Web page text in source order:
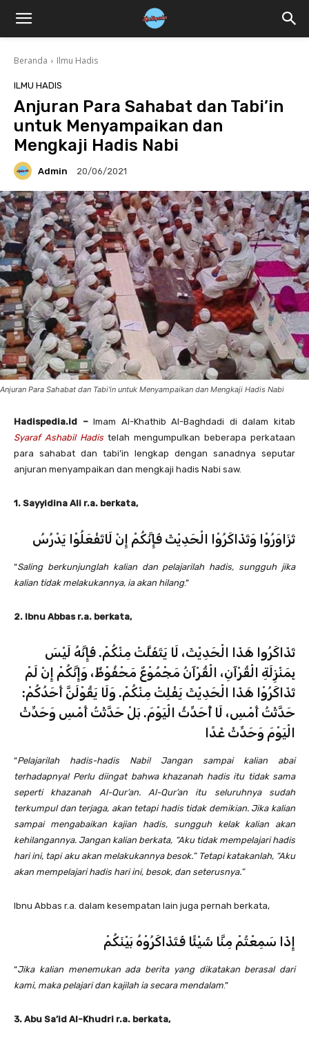
Beranda Ilmu Hadis
ILMU HADIS
Anjuran Para Sahabat dan Tabi’in
untuk Menyampaikan dan
Mengkaji Hadis Nabi
Admin 20/06/2021
Anjuran Para Sahabat dan Tabi'in untuk Menyampaikan dan Mengkaji Hadis Nabi
Hadispedia.id –Imam Al-Khathib Al-Baghdadi di dalam kitab
Syaraf Ashabil Hadis telah mengumpulkan beberapa perkataan
para sahabat dan tabi’in lengkap dengan sanadnya seputar
anjuran menyampaikan dan mengkaji hadis Nabi saw.
1. Sayyidina Ali r.a. berkata,
تَزَاوَرُوْا وَتَذَاكَرُوْا الْحَدِيْثَ فَإِنَّكُمْ إِنْ لَاتَفْعَلُوْا يَدْرُسُ
“Saling berkunjunglah kalian dan pelajarilah hadis, sungguh jika
kalian tidak melakukannya, ia akan hilang.”
2. Ibnu Abbas r.a. berkata,
تَذَاكَرُوا هَذَا الْحَدِيْثَ، لَا يَتَفَلَّتْ مِنْكُمْ. فَإِنَّهُ لَيْسَ
بِمَنْزِلَةِ الْقُرْآنِ، الْقُرْآنُ مَجْمُوْعٌ مَحْفُوْظٌ، وَإِنَّكُمْ إِنْ لَمْ
تَذَاكَرُوْا هَذَا الْحَدِيْثَ يَفْلِتْ مِنْكُمْ. وَلَا يَقُوْلَنَّ أَحَدُكُمْ:
حَدَّثْتُ أَمْسِ، لَا أُحَدِّثُ الْيَوْمَ. بَلْ حَدَّثْتُ أَمْسِ وَحَدِّثْ
الْيَوْمَ وَحَدِّثْ غَدًا
“Pelajarilah hadis-hadis Nabi! Jangan sampai kalian abai
terhadapnya! Perlu diingat bahwa khazanah hadis itu tidak sama
seperti khazanah Al-Qur’an. Al-Qur’an itu seluruhnya sudah
terkumpul dan terjaga, akan tetapi hadis tidak demikian. Jika kalian
sampai mengabaikan kajian hadis, sungguh kelak kalian akan
kehilangannya. Jangan kalian berkata, “Aku tidak mempelajari hadis
hari ini, tapi aku akan melakukannya besok.” Tetapi katakanlah, “Aku
akan mempelajari hadis hari ini, besok, dan seterusnya.”
Ibnu Abbas r.a. dalam kesempatan lain juga pernah berkata,
إِذَا سَمِعْتُمْ مِنَّا شَيْئًا فَتَذَاكَرُوْهُ بَيْنَكُمْ
“Jika kalian menemukan ada berita yang dikatakan berasal dari
kami, maka pelajari dan kajilah ia secara mendalam.”
3. Abu Sa’id Al-Khudri r.a. berkata,